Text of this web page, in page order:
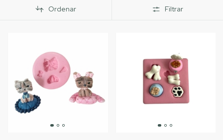
Ordenar Filtrar